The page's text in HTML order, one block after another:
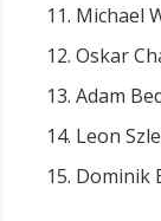
Michael
Oskar
Adam
Leon
Dominik